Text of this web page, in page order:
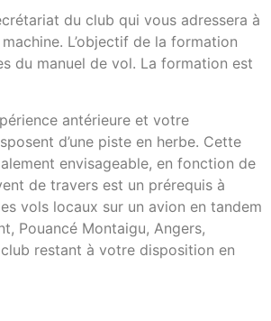
du club qui vous adressera à
L’objectif de la formation
du manuel de vol. La formation est
antérieure et votre
d’une piste en herbe. Cette
envisageable, en fonction de
de travers est un prérequis à
vols locaux sur un avion en tandem
Pouancé Montaigu, Angers,
restant à votre disposition en